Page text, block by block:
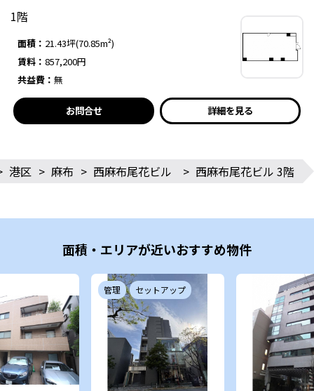
1階
面積： 21.43坪(70.85m²)
賃料： 857,200円
共益費： 無
お問合せ 詳細を見る
港区 > 麻布 > 西麻布尾花ビル > 西麻布尾花ビル 3階
面積・エリアが近いおすすめ物件
管理 セットアップ